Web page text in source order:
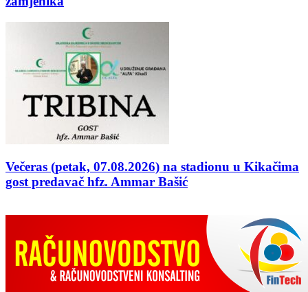
Večeras (petak, 07.08.2026) na stadionu u Kikačima
gost predavač hfz. Ammar Bašić